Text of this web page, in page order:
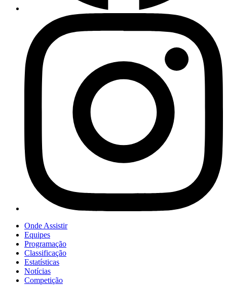
Onde Assistir
Equipes
Programação
Classificação
Estatísticas
Notícias
Competição